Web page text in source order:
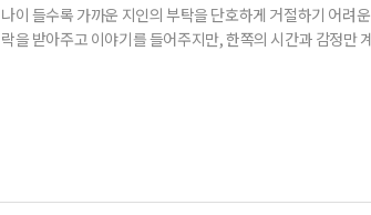
나이 들수록 가까운 지인의 부탁을 단호하게 거절하기 어려
락을 받아주고 이야기를 들어주지만, 한쪽의 시간과 감정만